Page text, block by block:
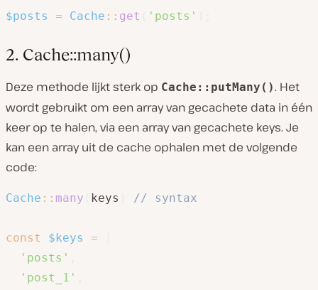
$posts = Cache :: get 'posts'
2. Cache::many()
Deze methode lijkt sterk op Cache::putMany(). Het
wordt gebruikt om een array van gecachete data in één
keer op te halen, via een array van gecachete keys. Je
kan een array uit de cache ophalen met de volgende
code:
Cache :: many keys // syntax
const $keys =
'posts'
'post_1'